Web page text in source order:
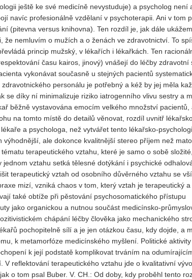
ještě ke své medicíně nevystuduje) a psycholog není
navíc profesionálně vzdělaní v psychoterapii. Ani v tom
(pitevna versus knihovna). Ten rozdíl je, jak dále
nemluvím o mužích a o ženách ve zdravotnictví. To
princip mužský, v lékařích i lékařkách. Ten
času kairos, jinový) vnášejí do léčby zdravotní
vykonávat současně u stejných pacientů
personálu je potřebný a kéž by jej měla
se díky ní minimalizuje riziko iatrogenního vlivu sestry a
běžně vystavována emocím velkého množství pacientů,
na tomto místě do detailů věnovat, rozdíl uvnitř
a psychologa, než vytvářet tento lékařsko-
ale dokonce kvalitnější stereo příjem než
terapeutického vztahu, které je samo o sobě
vztahu setká tělesné dotýkání i psychické
terapeutický vztah od osobního důvěrného vztahu se
mizí, vzniká chaos v tom, který vztah je terapeutický
také obtíže při pěstování psychosomatického přístupu
jako organickou a nutnou součást medicínsko-
chápání léčby člověka jako mechanického
pochopitelně sílí a je jen otázkou času, kdy dojde, a
k metamorfóze medicínského myšlení. Politické
k její podstatě komplikovat trváním na
reflektování terapeutického vztahu jde o kvalitativní
o tom psal Buber. V. CH.: Od doby, kdy proběhl tento